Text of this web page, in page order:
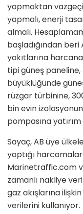
yapmaktan
yapmalı, enerji
almalı.
başladığından beri
yakıtlarına
tipi güneş
büyüklüğünde
rüzgar türbinine,
bin evin
pompasına
Sayaç, AB üye
yaptığı
Marinetraffic.com
zamanlı nakliye
gaz akışlarına
verilerini kullanıyor.